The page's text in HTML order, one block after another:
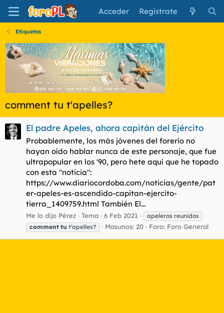
Acceder Regístrate
Etiquetas
comment tu t'apelles?
El padre Apeles, ahora capitán del Ejército
Probablemente, los más jóvenes del forerío no
hayan oído hablar nunca de este personaje, que fue
ultrapopular en los '90, pero hete aquí que he topado
con esta "noticia":
https://www.diariocordoba.com/noticias/gente/pat
er-apeles-es-ascendido-capitan-ejercito-
tierra_1409759.html También El...
Me lo dijo Pérez Tema 6 Feb 2021
apeleros reunidos
comment tu t'apelles? Masunos: 20 Foro: Foro General